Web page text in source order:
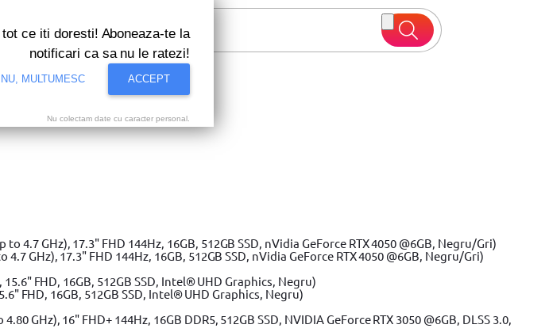
GHz), 17.3" FHD 144Hz, 16GB, 512GB SSD, nVidia GeForce RTX 4050 @6GB, Negru/Gri)
FHD, 16GB, 512GB SSD, Intel® UHD Graphics, Negru)
ce iti doresti! Aboneaza-te la
notificari ca sa nu le ratezi!
NU, MULTUMESC ACCEPT
Nu colectam date cu caracter personal.